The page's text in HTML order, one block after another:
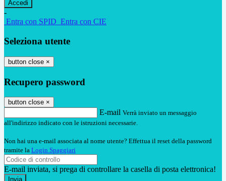
-
Entra con SPID Entra con CIE
Seleziona utente
button close ×
Recupero password
button close ×
E-mail Verrà inviato un messaggio
all'indirizzo indicato con le istruzioni necessarie.
Non hai una e-mail associata al nome utente? Effettua il reset della password
tramite la Login Spaggiari
E-mail inviata, si prega di controllare la casella di posta elettronica!